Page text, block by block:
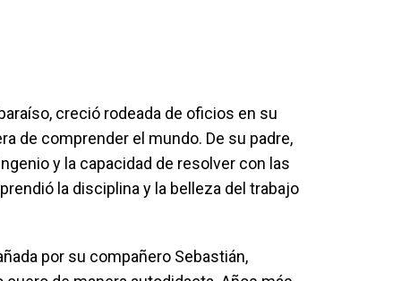
creció rodeada de oficios en su
de comprender el mundo. De su padre,
y la capacidad de resolver con las
la disciplina y la belleza del trabajo
por su compañero Sebastián,